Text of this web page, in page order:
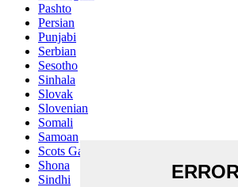
Pashto
Persian
Punjabi
Serbian
Sesotho
Sinhala
Slovak
Slovenian
Somali
Samoan
Scots Gaelic
Shona
Sindhi